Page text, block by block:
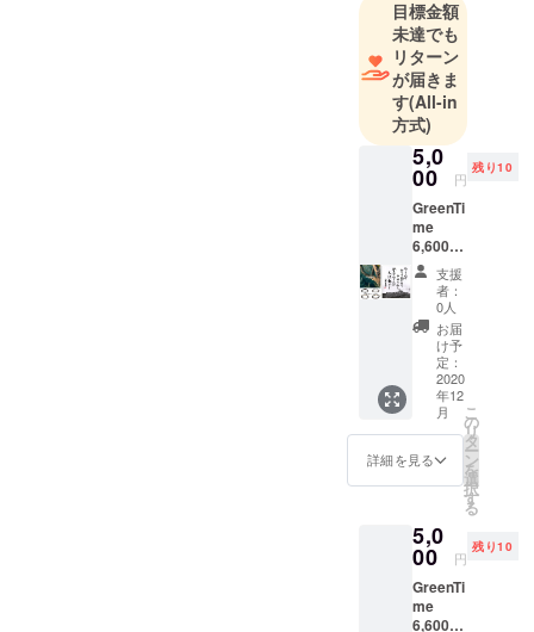
の理念に共
感し、日本
の皆さまに
広く知って
いただきた
いという想
いから、２
本国内での
販売を開始
しました。
ZW107は
GreenTime
の新作モデ
ルです。木
の素材を楽
しみなが
ら、シンプ
ルかつモダ
をぜひご検
討くださ
目標金額
未達でも
リターン
が届きま
す(All-in
方式)
5,0
00 円
残り10
GreenTi
me
6,600円
相当ブ
レス
レット
(黒系)ど
れか1本
+ 660
円相当
戦艦大
ショッ
プオリ
ジナル
クリア
ル
「やっ
てみ
せ・全
文」 ブ
レス
支援
者：
0人
お届
け予
定：
2020
年12
月
詳細を見る
こ
の
リ
タ
ー
ン
を
選
択
す
る
5,0
00 円
残り10
GreenTi
me
6,600円